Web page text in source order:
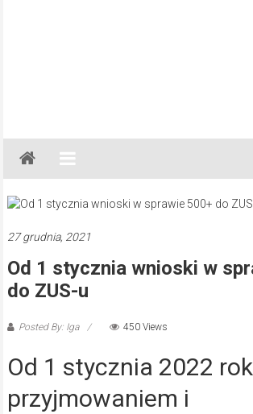
Gazeta
Regionalna
Częstochowa,
Lubliniec,
27 grudnia, 2021
Od 1 stycznia wnioski w
do ZUS-u
Posted By: Iga 450 Views
Od 1 stycznia 2022
przyjmowaniem i